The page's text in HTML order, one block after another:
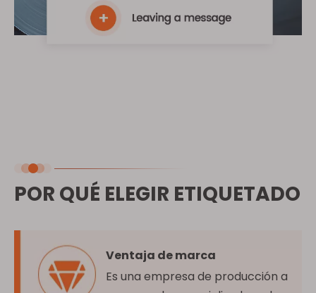
POR QUÉ ELEGIR ETIQUETADO
Ventaja de marca
Es una empresa de producción a